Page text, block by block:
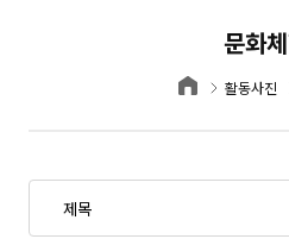
문화
활동사진